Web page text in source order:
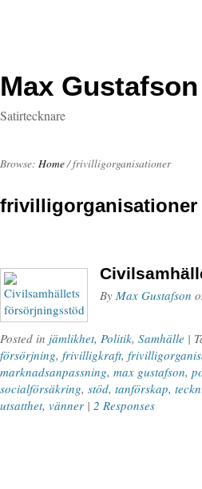
Max Gustafson
Satirtecknare
Browse: Home/frivilligorganisationer
frivilligorganisationer
By Max Gustafson
Posted in jämlikhet, Politik, Samhälle |
försörjning, frivilligkraft,
marknadsanpassning, max gustafson,
socialförsäkring, stöd, tanförskap,
utsatthet, vänner | 2 Responses